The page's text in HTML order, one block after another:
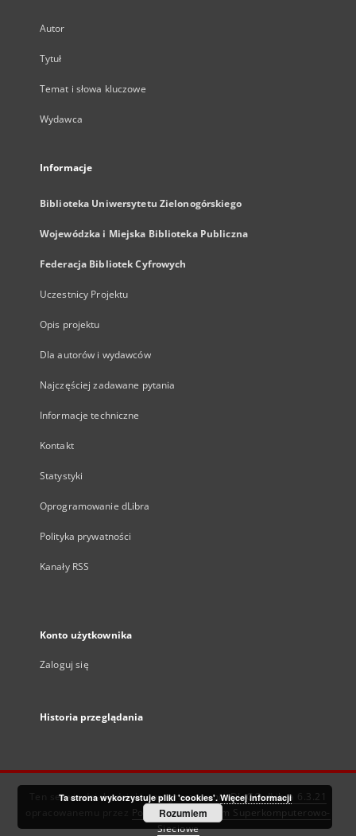
Autor
Tytuł
Temat i słowa kluczowe
Wydawca
Informacje
Biblioteka Uniwersytetu Zielonogórskiego
Wojewódzka i Miejska Biblioteka Publiczna
Federacja Bibliotek Cyfrowych
Uczestnicy Projektu
Opis projektu
Dla autorów i wydawców
Najczęściej zadawane pytania
Informacje techniczne
Kontakt
Statystyki
Oprogramowanie dLibra
Polityka prywatności
Kanały RSS
Konto użytkownika
Zaloguj się
Historia przeglądania
Ten serwis działa dzięki oprogramowaniuDInGO dLibra 6.3.21
Poznańskie Centrum Superkomputerowo-
Sieciowe
Ta strona wykorzystuje pliki 'cookies'. Więcej informacji
Rozumiem